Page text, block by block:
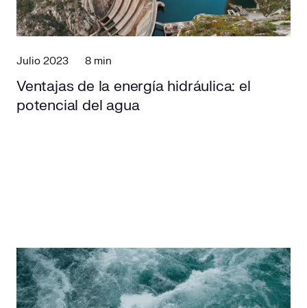
Julio 2023 8 min
Ventajas de la energía hidráulica: el
potencial del agua